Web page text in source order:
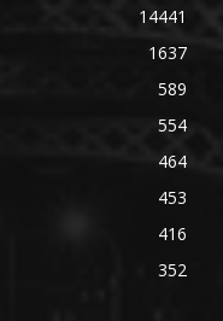
14441
1637
589
554
464
453
416
352